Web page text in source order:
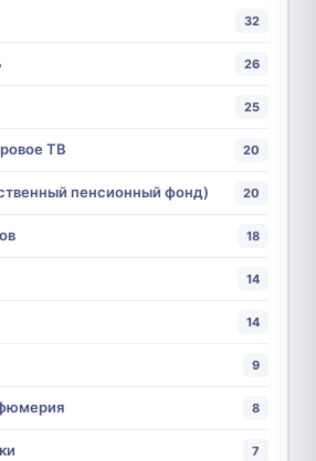
32
26
25
ТВ 20
пенсионный фонд) 20
18
14
14
9
8
7